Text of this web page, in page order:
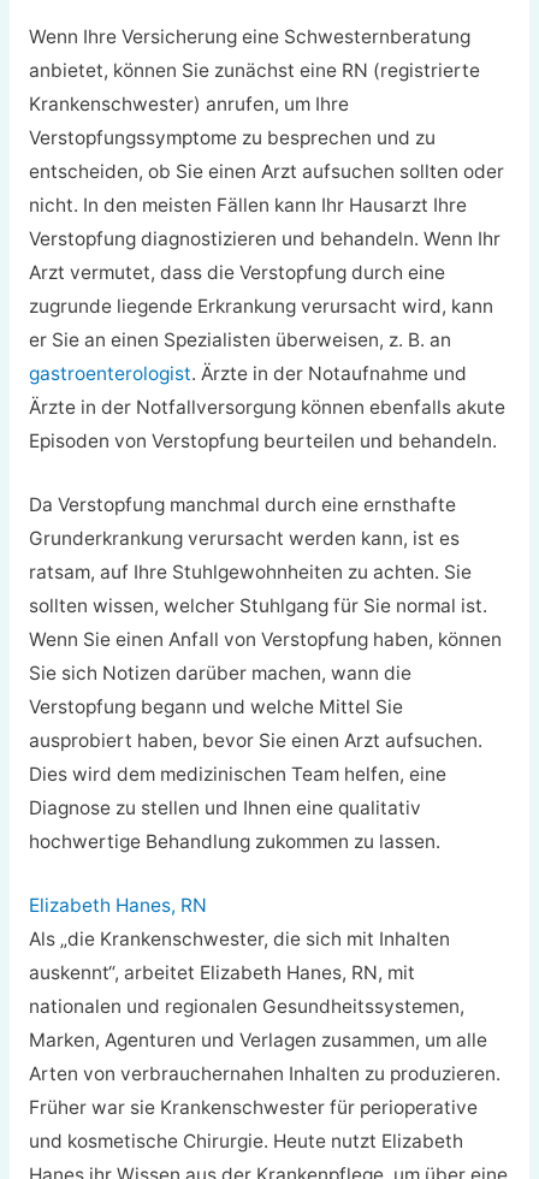
Wenn Ihre Versicherung eine Schwesternberatung
anbietet, können Sie zunächst eine RN (registrierte
Krankenschwester) anrufen, um Ihre
Verstopfungssymptome zu besprechen und zu
entscheiden, ob Sie einen Arzt aufsuchen sollten oder
nicht. In den meisten Fällen kann Ihr Hausarzt Ihre
Verstopfung diagnostizieren und behandeln. Wenn Ihr
Arzt vermutet, dass die Verstopfung durch eine
zugrunde liegende Erkrankung verursacht wird, kann
er Sie an einen Spezialisten überweisen, z. B. an
gastroenterologist. Ärzte in der Notaufnahme und
Ärzte in der Notfallversorgung können ebenfalls akute
Episoden von Verstopfung beurteilen und behandeln.
Da Verstopfung manchmal durch eine ernsthafte
Grunderkrankung verursacht werden kann, ist es
ratsam, auf Ihre Stuhlgewohnheiten zu achten. Sie
sollten wissen, welcher Stuhlgang für Sie normal ist.
Wenn Sie einen Anfall von Verstopfung haben, können
Sie sich Notizen darüber machen, wann die
Verstopfung begann und welche Mittel Sie
ausprobiert haben, bevor Sie einen Arzt aufsuchen.
Dies wird dem medizinischen Team helfen, eine
Diagnose zu stellen und Ihnen eine qualitativ
hochwertige Behandlung zukommen zu lassen.
Elizabeth Hanes, RN
Als „die Krankenschwester, die sich mit Inhalten
auskennt“, arbeitet Elizabeth Hanes, RN, mit
nationalen und regionalen Gesundheitssystemen,
Marken, Agenturen und Verlagen zusammen, um alle
Arten von verbrauchernahen Inhalten zu produzieren.
Früher war sie Krankenschwester für perioperative
und kosmetische Chirurgie. Heute nutzt Elizabeth